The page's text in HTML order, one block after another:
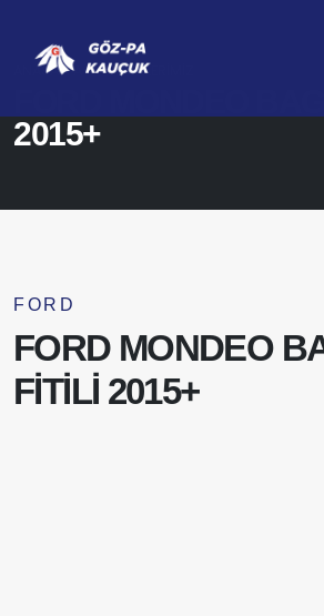
2015+
ANASAYFA ÜRÜNLERIMIZ
FORD
FORD MONDEO
FİTİLİ 2015+